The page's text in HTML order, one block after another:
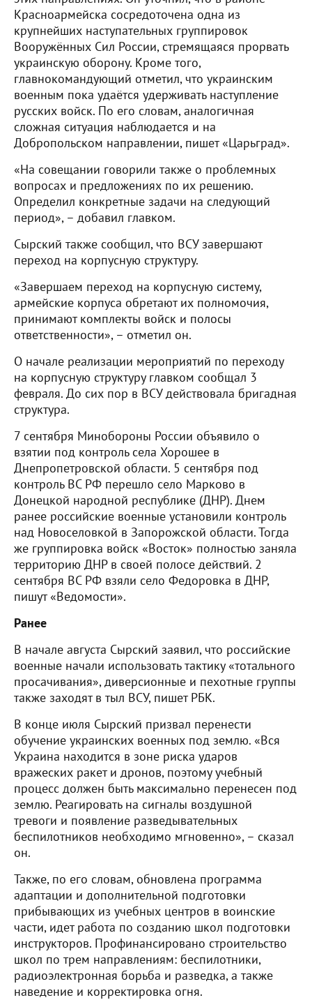
Красноармейска сосредоточена одна из
крупнейших наступательных группировок
Вооружённых Сил России, стремящаяся прорвать
украинскую оборону. Кроме того,
главнокомандующий отметил, что украинским
военным пока удаётся удерживать наступление
русских войск. По его словам, аналогичная
сложная ситуация наблюдается и на
Добропольском направлении, пишет «Царьград».
«На совещании говорили также о проблемных
вопросах и предложениях по их решению.
Определил конкретные задачи на следующий
период», – добавил главком.
Сырский также сообщил, что ВСУ завершают
переход на корпусную структуру.
«Завершаем переход на корпусную систему,
армейские корпуса обретают их полномочия,
принимают комплекты войск и полосы
ответственности», – отметил он.
О начале реализации мероприятий по переходу
на корпусную структуру главком сообщал 3
февраля. До сих пор в ВСУ действовала бригадная
структура.
7 сентября Минобороны России объявило о
взятии под контроль села Хорошее в
Днепропетровской области. 5 сентября под
контроль ВС РФ перешло село Марково в
Донецкой народной республике (ДНР). Днем
ранее российские военные установили контроль
над Новоселовкой в Запорожской области. Тогда
же группировка войск «Восток» полностью заняла
территорию ДНР в своей полосе действий. 2
сентября ВС РФ взяли село Федоровка в ДНР,
пишут «Ведомости».
Ранее
В начале августа Сырский заявил, что российские
военные начали использовать тактику «тотального
просачивания», диверсионные и пехотные группы
также заходят в тыл ВСУ, пишет РБК.
В конце июля Сырский призвал перенести
обучение украинских военных под землю. «Вся
Украина находится в зоне риска ударов
вражеских ракет и дронов, поэтому учебный
процесс должен быть максимально перенесен под
землю. Реагировать на сигналы воздушной
тревоги и появление разведывательных
беспилотников необходимо мгновенно», – сказал
он.
Также, по его словам, обновлена программа
адаптации и дополнительной подготовки
прибывающих из учебных центров в воинские
части, идет работа по созданию школ подготовки
инструкторов. Профинансировано строительство
школ по трем направлениям: беспилотники,
радиоэлектронная борьба и разведка, а также
наведение и корректировка огня.